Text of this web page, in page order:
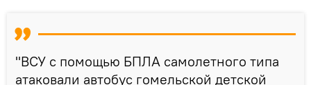
"ВСУ с помощью БПЛА самолетного типа
атаковали автобус гомельской детской